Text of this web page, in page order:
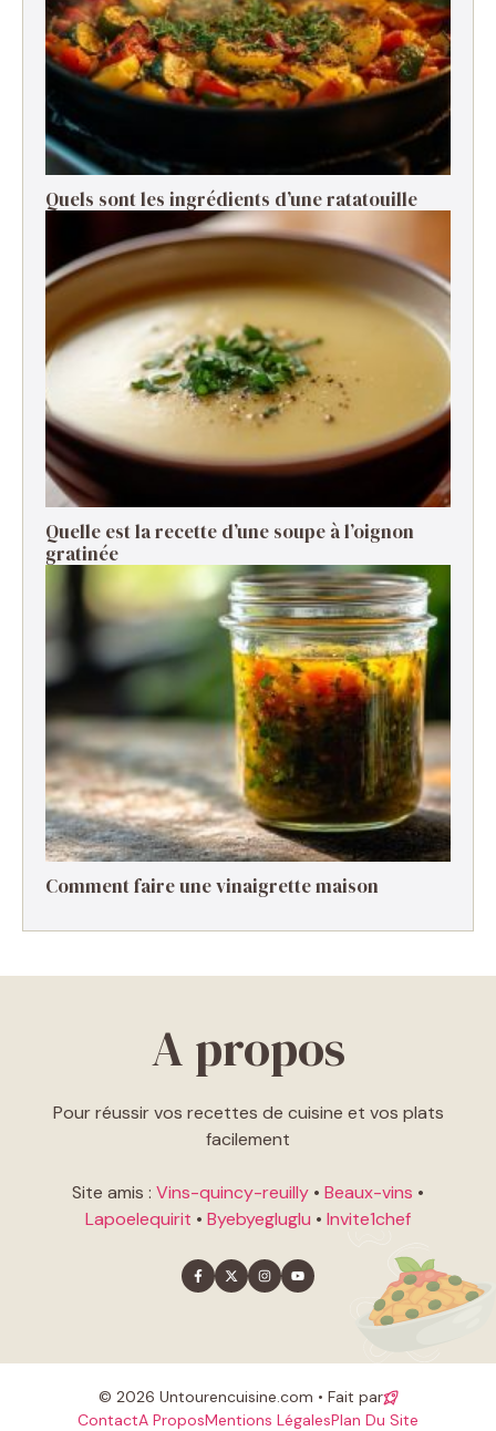
Quels sont les ingrédients d’une ratatouille ​
Quelle est la recette d’une soupe à l’oignon
gratinée ​
Comment faire une vinaigrette maison ​
A propos
Pour réussir vos recettes de cuisine et vos plats
facilement
Site amis : Vins-quincy-reuilly • Beaux-vins •
Lapoelequirit • Byebyegluglu • Invite1chef
© 2026 Untourencuisine.com • Fait par
ContactA ProposMentions LégalesPlan Du Site